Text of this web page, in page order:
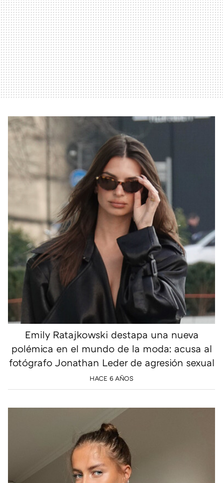
Emily Ratajkowski destapa una nueva
polémica en el mundo de la moda: acusa al
fotógrafo Jonathan Leder de agresión sexual
HACE 6 AÑOS